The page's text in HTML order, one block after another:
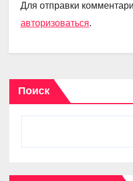
Для отправки
авторизоваться.
Поиск